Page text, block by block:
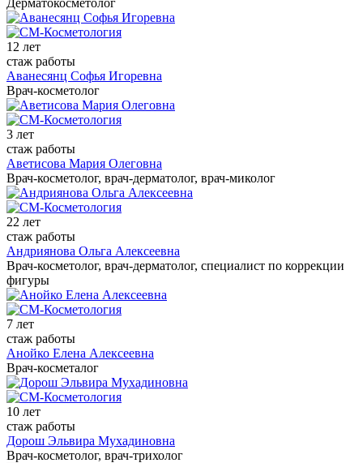
12 лет
стаж работы
Аванесянц Софья Игоревна
Врач-косметолог
3 лет
стаж работы
Аветисова Мария Олеговна
Врач-косметолог, врач-дерматолог, врач-миколог
22 лет
стаж работы
Андриянова Ольга Алексеевна
Врач-косметолог, врач-дерматолог, специалист по коррекции
фигуры
7 лет
стаж работы
Анойко Елена Алексеевна
Врач-косметалог
10 лет
стаж работы
Дорош Эльвира Мухадиновна
Врач-косметолог, врач-трихолог